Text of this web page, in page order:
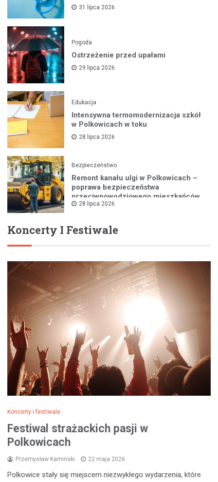
31 lipca 2026
Pogoda
Ostrzeżenie przed upałami
29 lipca 2026
Edukacja
Intensywna termomodernizacja szkół
w Polkowicach w toku
28 lipca 2026
Bezpieczeństwo
Remont kanału ulgi w Polkowicach –
poprawa bezpieczeństwa
przeciwpowodziowego mieszkańców
28 lipca 2026
Koncerty I Festiwale
Koncerty i festiwale
Festiwal strażackich pasji w
Polkowicach
Przemysław Kamiński 22 maja 2026
Polkowice stały się miejscem niezwykłego wydarzenia, które